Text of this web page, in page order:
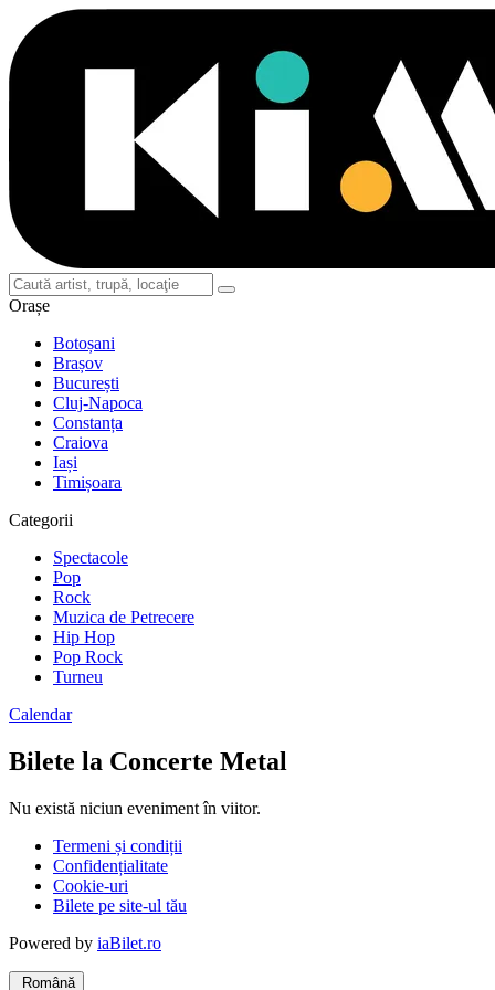
Orașe
Botoșani
Brașov
București
Cluj-Napoca
Constanța
Craiova
Iași
Timișoara
Categorii
Spectacole
Pop
Rock
Muzica de Petrecere
Hip Hop
Pop Rock
Turneu
Calendar
Bilete la Concerte Metal
Nu există niciun eveniment în viitor.
Termeni și condiții
Confidențialitate
Cookie-uri
Bilete pe site-ul tău
Powered by iaBilet.ro
Română